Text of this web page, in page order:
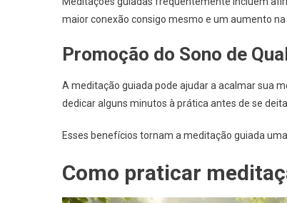
maior conexão consigo mesmo e um aumento na
Promoção do Sono de
A meditação guiada pode ajudar a acalmar sua
dedicar alguns minutos à prática antes de se
Esses benefícios tornam a meditação guiada
Como praticar